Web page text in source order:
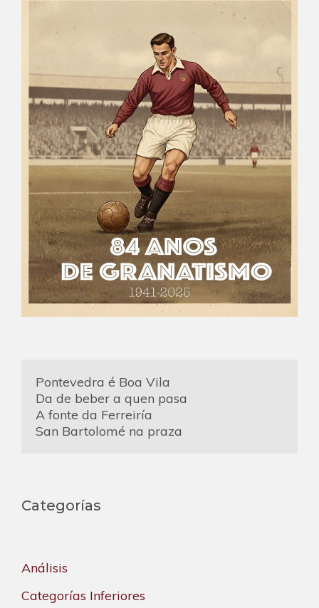
Pontevedra é Boa Vila
Da de beber a quen pasa
A fonte da Ferreiría
San Bartolomé na praza
Categorías
Análisis
Categorías Inferiores